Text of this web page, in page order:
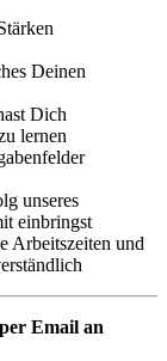
Deinen
Dich
lernen
unseres
einbringst
Arbeitszeiten und
Email an